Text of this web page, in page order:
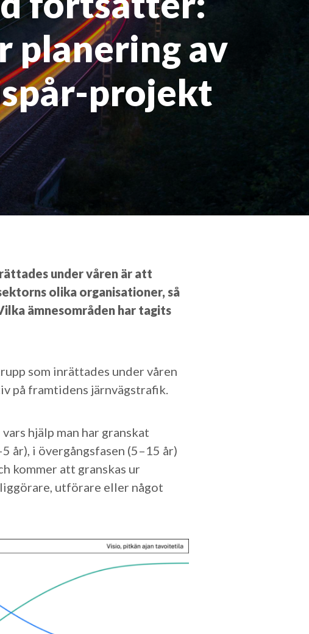
planering av
projekt
under våren är att
olika organisationer, så
ämnesområden har tagits
som inrättades under våren
på framtidens järnvägstrafik.
hjälp man har granskat
år), i övergångsfasen (5–15 år)
kommer att granskas ur
utförare eller något